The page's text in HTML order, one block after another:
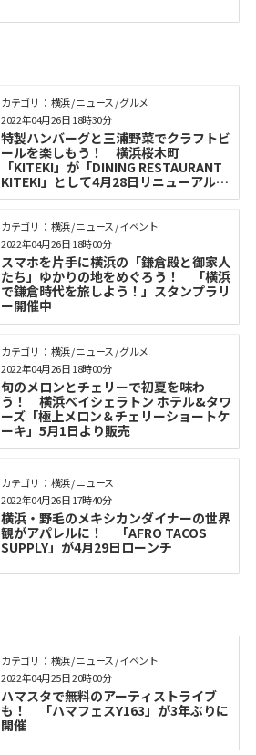
カテゴリ： 横浜 / ニュース / グルメ
特製ハンバーグと三浦野菜でクラフトビ
ールを楽しもう！ 横浜桜木町
「KITEKI」が「DINING RESTAURANT
KITEKI」として4月28日リニューアルオ
ープン
2022年04月26日 18時30分
カテゴリ： 横浜 / ニュース / イベント
スマホを片手に横浜の「鎌倉殿と御家人
たち」ゆかりの地をめぐろう！ 「横浜
で鎌倉時代を旅しよう！」スタンプラリ
ー開催中
2022年04月26日 18時00分
カテゴリ： 横浜 / ニュース / グルメ
旬のメロンとチェリーで初夏を味わ
う！ 横浜ベイシェラトン ホテル&タワ
ーズ「極上メロン＆チェリーショートケ
ーキ」5月1日より販売
2022年04月26日 18時00分
カテゴリ： 横浜 / ニュース
横浜・野毛のメキシカンダイナーの世界
観がアパレルに！ 「AFRO TACOS
SUPPLY」が4月29日ローンチ
2022年04月26日 17時40分
カテゴリ： 横浜 / ニュース / イベント
ハマスタで無料のアーティストライブ
も！ 「ハマフェスY163」が3年ぶりに
開催
2022年04月25日 20時00分